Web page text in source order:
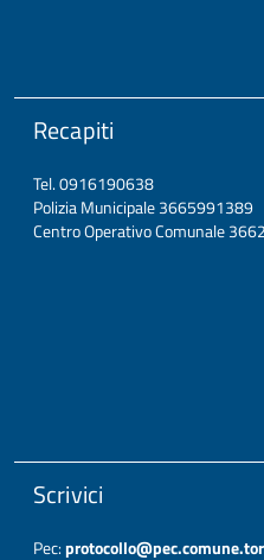
Recapiti
Tel. 0916190638
Polizia Municipale 3665991389
Centro Operativo Comunale
Scrivici
Pec: